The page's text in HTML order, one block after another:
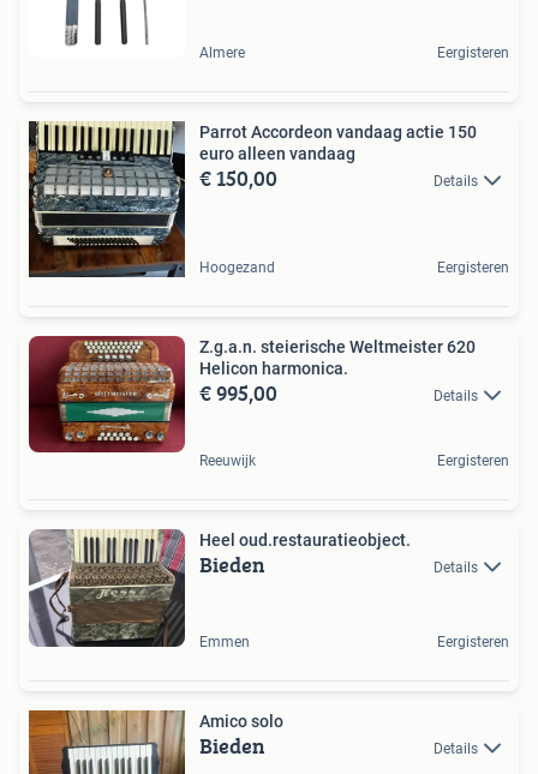
Almere Eergisteren
Parrot Accordeon vandaag actie 150
euro alleen vandaag
€ 150,00 Details
Hoogezand Eergisteren
Z.g.a.n. steierische Weltmeister 620
Helicon harmonica.
€ 995,00 Details
Reeuwijk Eergisteren
Heel oud.restauratieobject.
Bieden Details
Emmen Eergisteren
Amico solo
Bieden Details